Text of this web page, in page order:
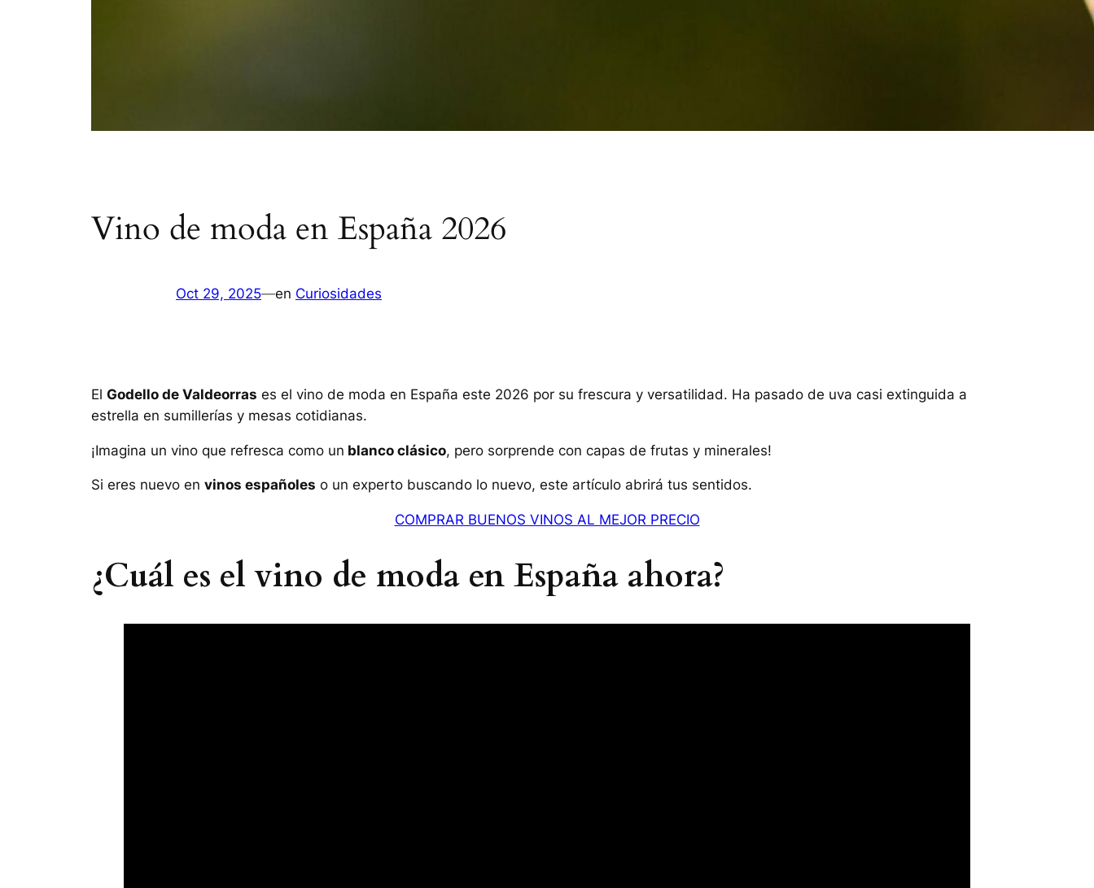
Vino de moda en España 2026
Oct 29, 2025—en Curiosidades
El Godello de Valdeorras es el vino de moda en España este 2026 por su frescura y versatilidad. Ha pasado de uva casi extinguida a
estrella en sumillerías y mesas cotidianas.
¡Imagina un vino que refresca como un blanco clásico, pero sorprende con capas de frutas y minerales!
Si eres nuevo en vinos españoles o un experto buscando lo nuevo, este artículo abrirá tus sentidos.
COMPRAR BUENOS VINOS AL MEJOR PRECIO
¿Cuál es el vino de moda en España ahora?